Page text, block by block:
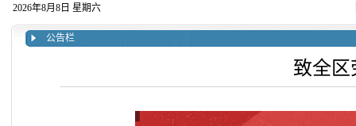
2026年8月8日 星期六
公告栏
致全区